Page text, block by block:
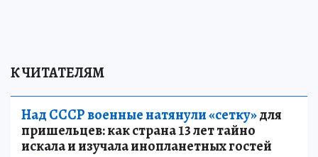
К ЧИТАТЕЛЯМ
Над СССР военные натянули «сетку»для
пришельцев: как страна 13 лет тайно
искала и изучала инопланетных гостей